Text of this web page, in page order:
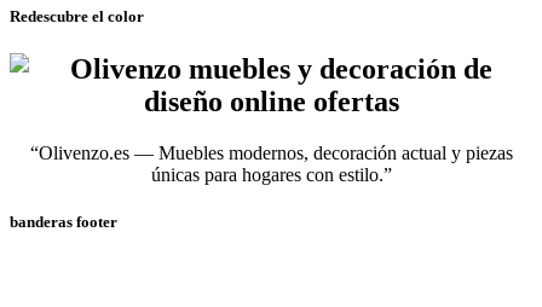
Redescubre el color
“Olivenzo.es — Muebles modernos, decoración actual y piezas
únicas para hogares con estilo.”
banderas footer